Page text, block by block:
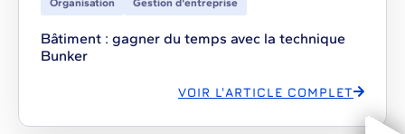
Organisation Gestion d'entreprise
Bâtiment : gagner du temps avec la technique
Bunker
VOIR L'ARTICLE COMPLET